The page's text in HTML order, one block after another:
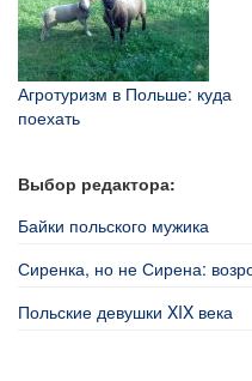
Агротуризм в Польше: куда
поехать
Выбор редактора:
Байки польского мужика
Сиренка, но не Сирена:
Польские девушки XIX века